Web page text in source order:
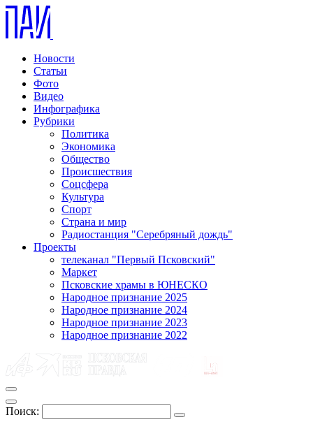
Новости
Статьи
Фото
Видео
Инфографика
Рубрики
Политика
Экономика
Общество
Происшествия
Соцсфера
Культура
Спорт
Страна и мир
Радиостанция "Серебряный дождь"
Проекты
телеканал "Первый Псковский"
Маркет
Псковские храмы в ЮНЕСКО
Народное признание 2025
Народное признание 2024
Народное признание 2023
Народное признание 2022
Поиск: